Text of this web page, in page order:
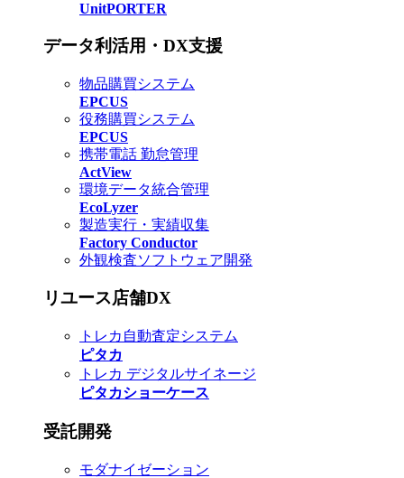
UnitPORTER
データ利活用・DX支援
物品購買システム
EPCUS
役務購買システム
EPCUS
携帯電話 勤怠管理
ActView
環境データ統合管理
EcoLyzer
製造実行・実績収集
Factory Conductor
外観検査ソフトウェア開発
リユース店舗DX
トレカ自動査定システム
ピタカ
トレカ デジタルサイネージ
ピタカショーケース
受託開発
モダナイゼーション